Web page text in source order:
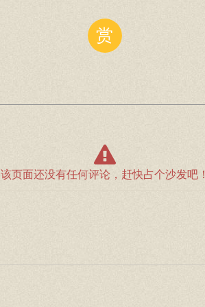
赏
该页面还没有任何评论，赶快占个沙发吧！